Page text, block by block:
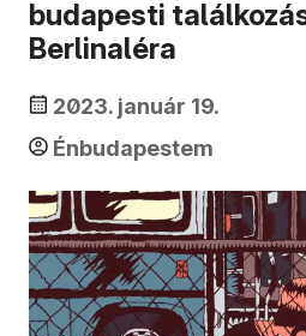
budapesti
Berlinaléra
2023. január 19.
Énbudapestem